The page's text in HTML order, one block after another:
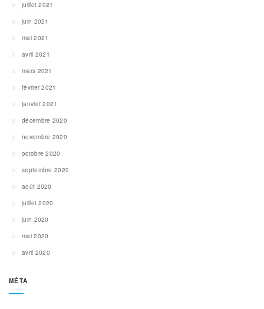
juillet 2021
juin 2021
mai 2021
avril 2021
mars 2021
février 2021
janvier 2021
décembre 2020
novembre 2020
octobre 2020
septembre 2020
août 2020
juillet 2020
juin 2020
mai 2020
avril 2020
MÉTA